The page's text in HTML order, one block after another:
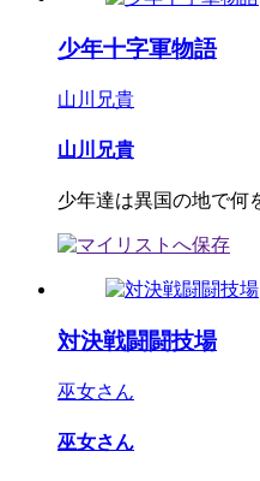
少年十字軍物語
山川兄貴
山川兄貴
少年達は異国の地で何
対決戦闘闘技場
巫女さん
巫女さん